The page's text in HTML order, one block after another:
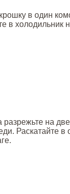
в один
в холодильник
на
Раскатайте в